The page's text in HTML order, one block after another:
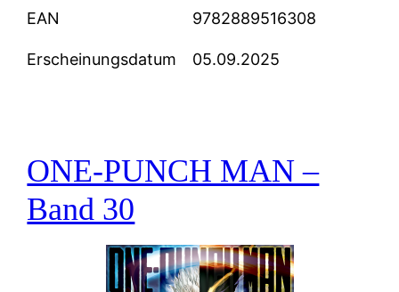
EAN 9782889516308
Erscheinungsdatum 05.09.2025
ONE-PUNCH MAN –
Band 30